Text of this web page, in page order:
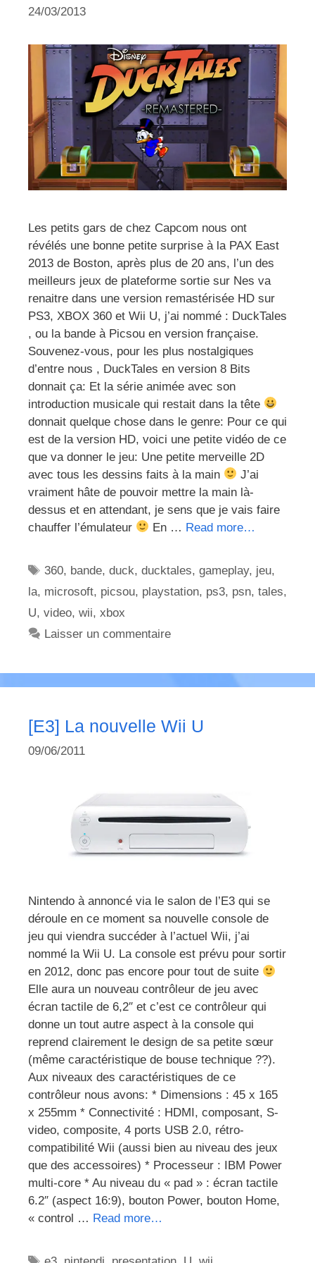
24/03/2013
Les petits gars de chez Capcom nous ont
révélés une bonne petite surprise à la PAX East
2013 de Boston, après plus de 20 ans, l’un des
meilleurs jeux de plateforme sortie sur Nes va
renaitre dans une version remastérisée HD sur
PS3, XBOX 360 et Wii U, j’ai nommé : DuckTales
, ou la bande à Picsou en version française.
Souvenez-vous, pour les plus nostalgiques
d’entre nous , DuckTales en version 8 Bits
donnait ça: Et la série animée avec son
introduction musicale qui restait dans la tête
donnait quelque chose dans le genre: Pour ce qui
est de la version HD, voici une petite vidéo de ce
que va donner le jeu: Une petite merveille 2D
avec tous les dessins faits à la main
J’ai
vraiment hâte de pouvoir mettre la main là-
dessus et en attendant, je sens que je vais faire
chauffer l’émulateur
En … Read more…
Étiquettes
360, bande,duck,ducktales,gameplay, jeu,
la, microsoft, picsou, playstation, ps3, psn, tales,
U, video, wii, xbox
Laisser un commentaire
[E3] La nouvelle Wii U
09/06/2011
Nintendo à annoncé via le salon de l’E3 qui se
déroule en ce moment sa nouvelle console de
jeu qui viendra succéder à l’actuel Wii, j’ai
nommé la Wii U. La console est prévu pour sortir
en 2012, donc pas encore pour tout de suite
Elle aura un nouveau contrôleur de jeu avec
écran tactile de 6,2″ et c’est ce contrôleur qui
donne un tout autre aspect à la console qui
reprend clairement le design de sa petite sœur
(même caractéristique de bouse technique ??).
Aux niveaux des caractéristiques de ce
contrôleur nous avons: * Dimensions : 45 x 165
x 255mm * Connectivité : HDMI, composant, S-
video, composite, 4 ports USB 2.0, rétro-
compatibilité Wii (aussi bien au niveau des jeux
que des accessoires) * Processeur : IBM Power
multi-core * Au niveau du « pad » : écran tactile
6.2″ (aspect 16:9), bouton Power, bouton Home,
« control … Read more…
Étiquettes